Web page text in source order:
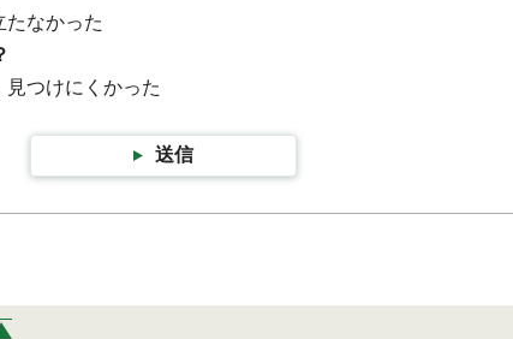
たなかった
見つけにくかった
送信